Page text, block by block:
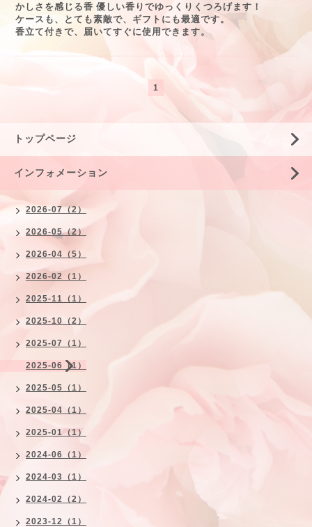
かしさを感じる香 優しい香りでゆっくりくつろげます！
ケースも、とても素敵で、ギフトにも最適です。
香立て付きで、届いてすぐに使用できます。
1
トップページ
インフォメーション
2026-07（2）
2026-05（2）
2026-04（5）
2026-02（1）
2025-11（1）
2025-10（2）
2025-07（1）
2025-06（1）
2025-05（1）
2025-04（1）
2025-01（1）
2024-06（1）
2024-03（1）
2024-02（2）
2023-12（1）